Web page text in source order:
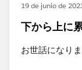
19 de junio de
下から上に
お世話になりま